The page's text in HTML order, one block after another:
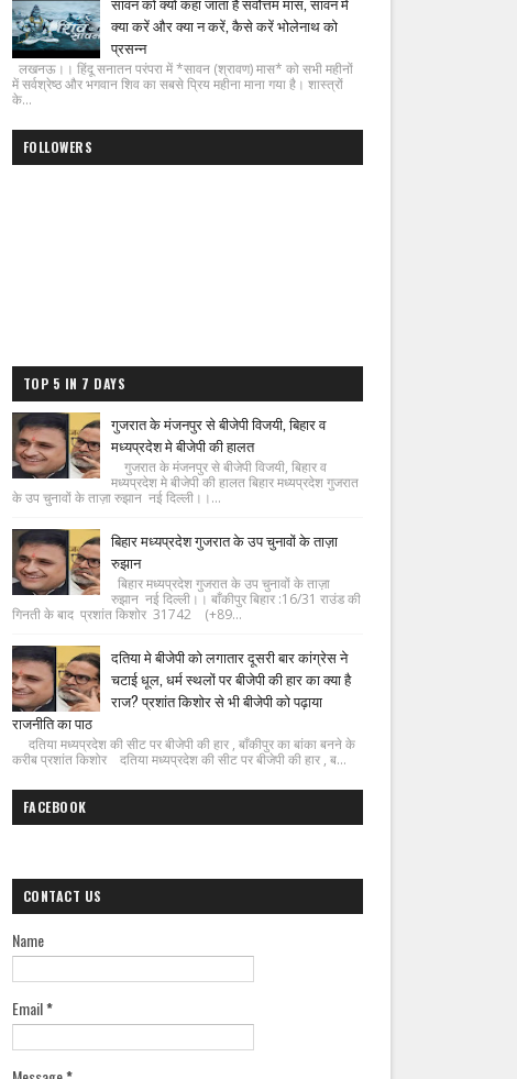
क्या करें और क्या न करें, कैसे करें भोलेनाथ को
प्रसन्न
लखनऊ।। हिंदू सनातन परंपरा में *सावन (श्रावण) मास* को सभी महीनों
में सर्वश्रेष्ठ और भगवान शिव का सबसे प्रिय महीना माना गया है। शास्त्रों
के...
FOLLOWERS
TOP 5 IN 7 DAYS
गुजरात के मंजनपुर से बीजेपी विजयी, बिहार व
मध्यप्रदेश मे बीजेपी की हालत
गुजरात के मंजनपुर से बीजेपी विजयी, बिहार व
मध्यप्रदेश मे बीजेपी की हालत बिहार मध्यप्रदेश गुजरात
के उप चुनावों के ताज़ा रुझान नई दिल्ली।।...
बिहार मध्यप्रदेश गुजरात के उप चुनावों के ताज़ा
रुझान
बिहार मध्यप्रदेश गुजरात के उप चुनावों के ताज़ा
रुझान नई दिल्ली।। बाँकीपुर बिहार :16/31 राउंड की
गिनती के बाद प्रशांत किशोर 31742 (+89...
दतिया मे बीजेपी को लगातार दूसरी बार कांग्रेस ने
चटाई धूल, धर्म स्थलों पर बीजेपी की हार का क्या है
राज? प्रशांत किशोर से भी बीजेपी को पढ़ाया
राजनीति का पाठ
दतिया मध्यप्रदेश की सीट पर बीजेपी की हार , बाँकीपुर का बांका बनने के
करीब प्रशांत किशोर दतिया मध्यप्रदेश की सीट पर बीजेपी की हार , ब...
FACEBOOK
CONTACT US
Name
Email*